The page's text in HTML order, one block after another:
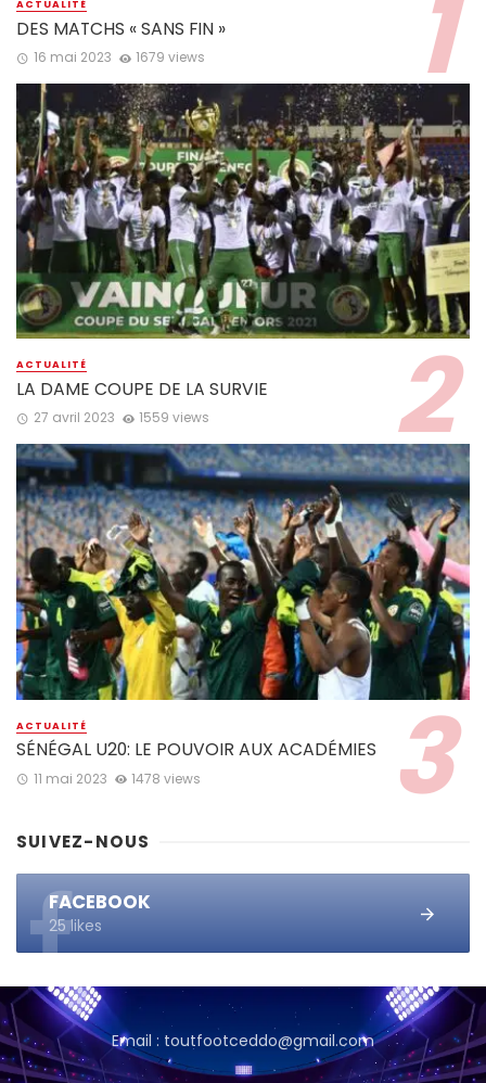
ACTUALITÉ
DES MATCHS « SANS FIN »
16 mai 2023 1679 views
ACTUALITÉ
LA DAME COUPE DE LA SURVIE
27 avril 2023 1559 views
ACTUALITÉ
SÉNÉGAL U20: LE POUVOIR AUX ACADÉMIES
11 mai 2023 1478 views
SUIVEZ-NOUS
FACEBOOK
25 likes
Email : toutfootceddo@gmail.com